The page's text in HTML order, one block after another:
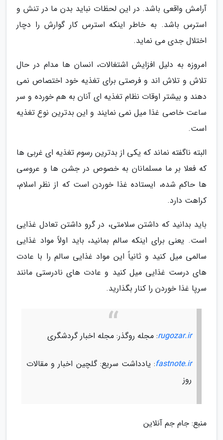
آرامش واقعی باشد. در این لحظات نباید بدن ما در تنش و
استرس باشد. به خاطر اینکه استرس کار گوارش را دچار
اختلال جدی می نماید.
امروزه به دلیل افزایش اشتغالات، انسان ها مدام در حال
تلاش و تلاش اند و فرصتی برای تغذیه خود اختصاص نمی
دهند و بیشتر اوقات نظام تغذیه ای آنان به هم خورده و سر
ساعت خاصی غذا میل نمی نمایند و این بدترین نوع تغذیه
است.
البته ناگفته نماند که یکی از بدترین رسوم تغذیه ای غربی ها
که فعلا بر ما مسلمانان به خصوص در جشن ها و عروسی
ها حاکم شده، ایستاده غذا خوردن است که از نظر اسلام،
کراهت دارد.
باید بدانید که داشتن سلامتی، در گرو داشتن تعادل غذایی
است. یعنی برای اینکه سالم بمانید، باید اولاً مواد غذایی
سالمی میل کنید و ثانیاً این مواد غذایی سالم را با عادت
های درست غذایی میل کنید و عادت های نادرستی مانند
سرپا غذا خوردن را کنار بگذارید.
rugozar.ir: مجله روگذر: مجله اخبار گردشگری
fastnote.ir: یادداشت سریع: گلچین اخبار و مقالات
روز
منبع: جام جم آنلاین